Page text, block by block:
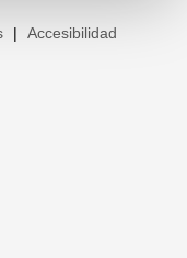
| Accesibilidad